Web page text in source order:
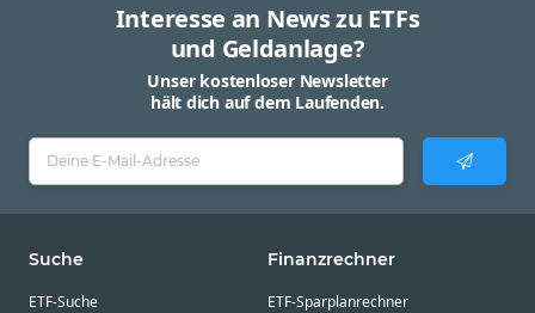
Interesse an News zu ETFs
und Geldanlage?
Unser kostenloser Newsletter
hält dich auf dem Laufenden.
Suche
ETF-Suche
Finanzrechner
ETF-Sparplanrechner